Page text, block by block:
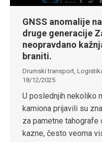
GNSS anomalije
druge generacije
neopravdano
braniti.
Drumski transport,
18/12/2025
U poslednjih nekoliko
kamiona prijavili su
za pametne tahografe
kazne, često veoma